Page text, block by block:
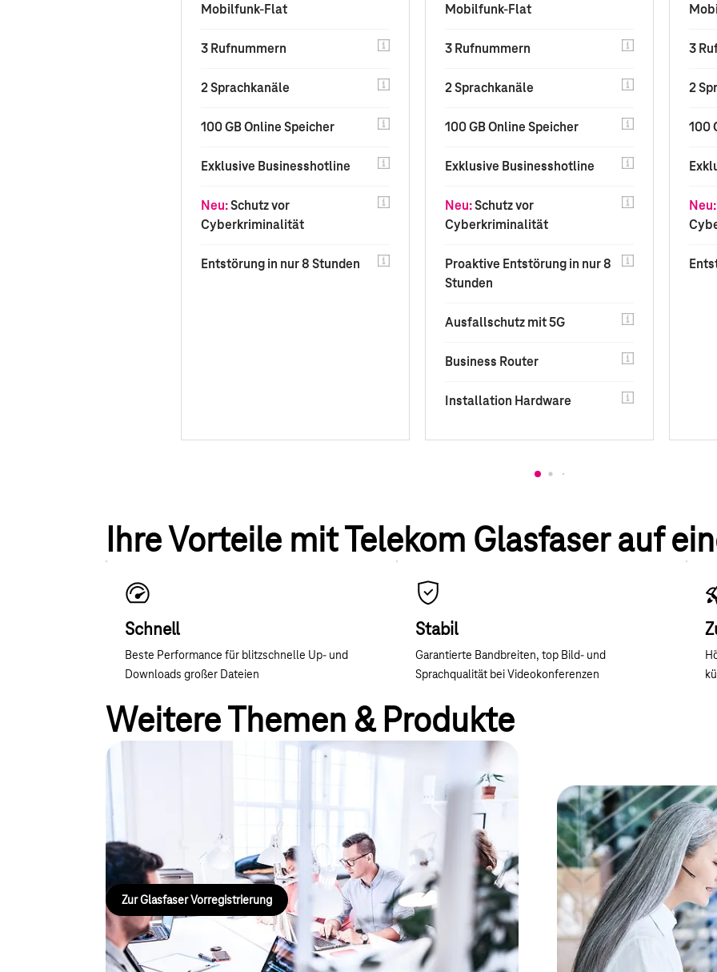
Mobilfunk-Flat
3 Rufnummern
2 Sprachkanäle
100 GB Online Speicher
Exklusive Businesshotline
Neu:Schutz vor
Cyberkriminalität
Entstörung in nur 8 Stunden
Mobilfunk-Flat
3 Rufnummern
2 Sprachkanäle
100 GB Online Speicher
Exklusive Businesshotline
Neu:Schutz vor
Cyberkriminalität
Proaktive Entstörung in nur 8
Stunden
Ausfallschutz mit 5G
Business Router
Installation Hardware
3
2
100
Neu:
Ihre Vorteile mit Telekom Glasfaser auf
Schnell
Beste Performance für blitzschnelle Up- und
Downloads großer Dateien
Stabil
Garantierte Bandbreiten, top Bild- und
Sprachqualität bei Videokonferenzen
Weitere Themen & Produkte
Glasfaser-Vorregistrierung
Sie sind Immobilieneigentümer oder Mieter und an Glasfaser für Ihren Standort
interessiert? Lassen Sie sich kostenlos registrieren, um umgehend Informationen
zu erhalten, wenn der Glasfaserausbau startet.
Zur Glasfaser Vorregistrierung
Flexibles
Stationäre Telefonanlage vor
inkludierte CloudPBX ist
Steuerung der Telefonie zu.
IP-Adresse und noch viele